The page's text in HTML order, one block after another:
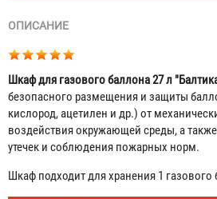
ОПИСАНИЕ
Шкаф для газового баллона 27 л
безопасного размещения и защиты
кислород, ацетилен и др.) от
воздействия окружающей среды, а
утечек и соблюдения пожарных норм.
Шкаф подходит для хранения 1